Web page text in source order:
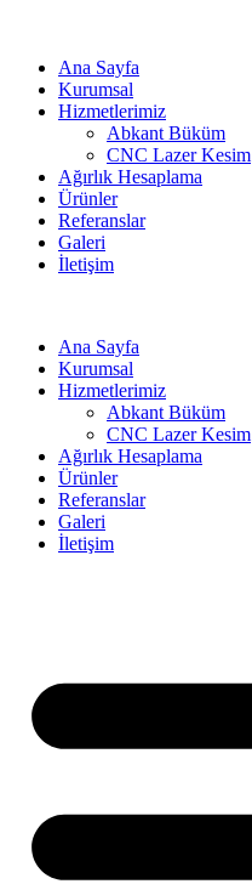
Ana Sayfa
Kurumsal
Hizmetlerimiz
Abkant Büküm
CNC Lazer Kesim
Ağırlık Hesaplama
Ürünler
Referanslar
Galeri
İletişim
Ana Sayfa
Kurumsal
Hizmetlerimiz
Abkant Büküm
CNC Lazer Kesim
Ağırlık Hesaplama
Ürünler
Referanslar
Galeri
İletişim